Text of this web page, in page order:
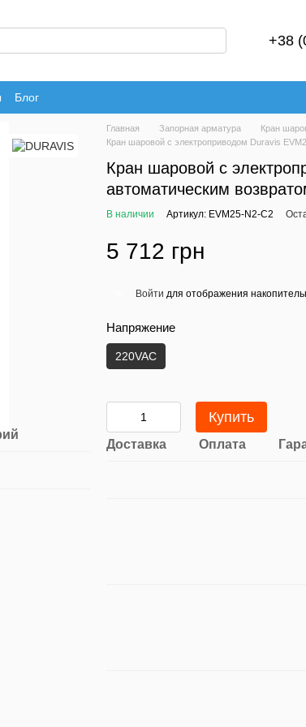
+38
Блог
Главная Запорная арматура
Кран
Кран шаровой с электроприводом Duravis
Кран шаровой с
автоматическим
В наличии Артикул: EVM25-N2-C2
5 712 грн
Войти для отображения
Напряжение
220VAC
Купить
Доставка Оплата